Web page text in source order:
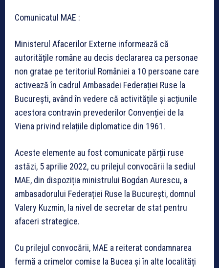
Comunicatul MAE :
Ministerul Afacerilor Externe informează că
autoritățile române au decis declararea ca personae
non gratae pe teritoriul României a 10 persoane care
activează în cadrul Ambasadei Federației Ruse la
București, având în vedere că activitățile și acțiunile
acestora contravin prevederilor Convenției de la
Viena privind relațiile diplomatice din 1961.
Aceste elemente au fost comunicate părții ruse
astăzi, 5 aprilie 2022, cu prilejul convocării la sediul
MAE, din dispoziția ministrului Bogdan Aurescu, a
ambasadorului Federației Ruse la București, domnul
Valery Kuzmin, la nivel de secretar de stat pentru
afaceri strategice.
Cu prilejul convocării, MAE a reiterat condamnarea
fermă a crimelor comise la Bucea și în alte localități